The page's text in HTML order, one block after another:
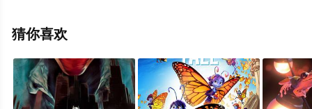
或剧情网等平台了解。
猜你喜欢